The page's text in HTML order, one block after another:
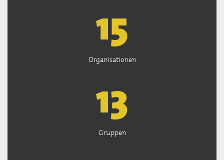
15
Organisationen
13
Gruppen